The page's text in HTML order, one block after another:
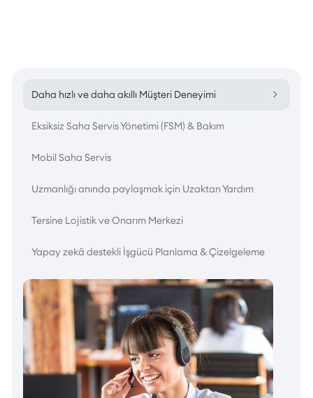
Daha hızlı ve daha akıllı Müşteri Deneyimi
Eksiksiz Saha Servis Yönetimi (FSM) & Bakım
Mobil Saha Servis
Uzmanlığı anında paylaşmak için Uzaktan Yardım
Tersine Lojistik ve Onarım Merkezi
Yapay zekâ destekli İşgücü Planlama & Çizelgeleme